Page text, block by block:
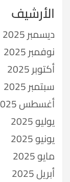
الأرشيف
ديسمبر 2025
نوفمبر 2025
أكتوبر 2025
سبتمبر 2025
أغسطس 2025
يوليو 2025
يونيو 2025
مايو 2025
أبريل 2025